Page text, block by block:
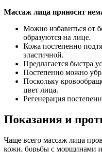
Массаж лица приносит
Можно избавиться от
образуются на лице.
Кожа постепенно
эластичной.
Предлагается быстра
Постепенно можно
Поскольку
цвет лица.
Регенерация
Показания и
Чаще всего массаж лица
кожи, борьбы с морщинами